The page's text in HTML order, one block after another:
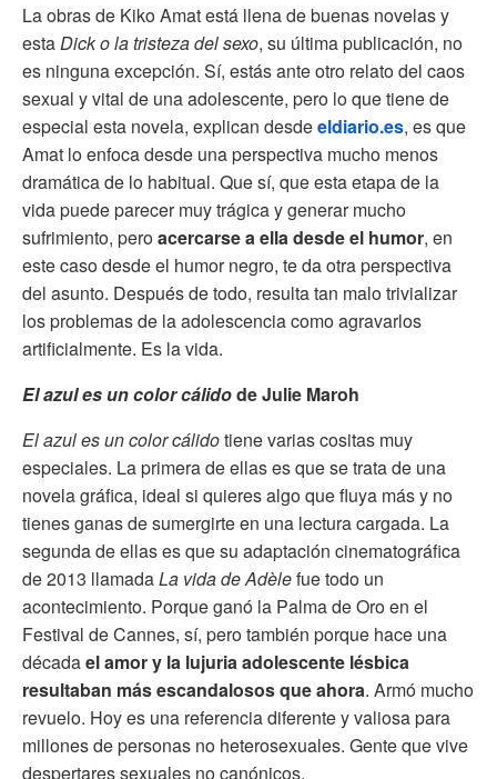
La obras de Kiko Amat está llena de buenas novelas y
estaDick o la tristeza del sexo, su última publicación, no
es ninguna excepción. Sí, estás ante otro relato del caos
sexual y vital de una adolescente, pero lo que tiene de
especial esta novela, explican desdeeldiario.es, es que
Amat lo enfoca desde una perspectiva mucho menos
dramática de lo habitual. Que sí, que esta etapa de la
vida puede parecer muy trágica y generar mucho
sufrimiento, peroacercarse a ella desde el humor, en
este caso desde el humor negro, te da otra perspectiva
del asunto. Después de todo, resulta tan malo trivializar
los problemas de la adolescencia como agravarlos
artificialmente. Es la vida.
El azul es un color cálidode Julie Maroh
El azul es un color cálidotiene varias cositas muy
especiales. La primera de ellas es que se trata de una
novela gráfica, ideal si quieres algo que fluya más y no
tienes ganas de sumergirte en una lectura cargada. La
segunda de ellas es que su adaptación cinematográfica
de 2013 llamadaLa vida de Adèlefue todo un
acontecimiento. Porque ganó la Palma de Oro en el
Festival de Cannes, sí, pero también porque hace una
décadael amor y la lujuria adolescente lésbica
resultaban más escandalosos que ahora. Armó mucho
revuelo. Hoy es una referencia diferente y valiosa para
millones de personas no heterosexuales. Gente que vive
despertares sexuales no canónicos.